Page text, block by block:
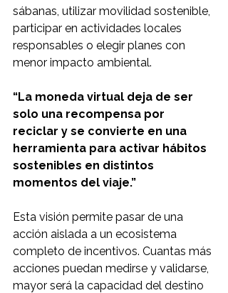
sábanas, utilizar movilidad sostenible,
participar en actividades locales
responsables o elegir planes con
menor impacto ambiental.
“La moneda virtual deja de ser
solo una recompensa por
reciclar y se convierte en una
herramienta para activar hábitos
sostenibles en distintos
momentos del viaje.”
Esta visión permite pasar de una
acción aislada a un ecosistema
completo de incentivos. Cuantas más
acciones puedan medirse y validarse,
mayor será la capacidad del destino